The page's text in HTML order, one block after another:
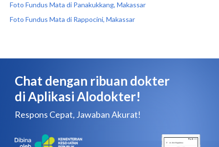
Foto Fundus Mata di Panakukkang, Makassar
Foto Fundus Mata di Rappocini, Makassar